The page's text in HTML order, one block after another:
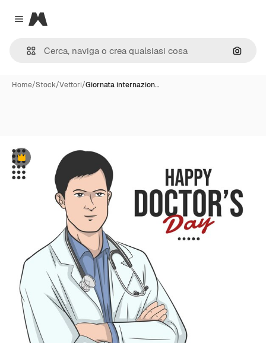
Close menu
Magnific
Cerca
Home/Stock/Vettori/Giornata internazion…
Premium